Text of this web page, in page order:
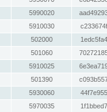
5990020
5910030
502000
501060
5910025
501390
5930060
5970035